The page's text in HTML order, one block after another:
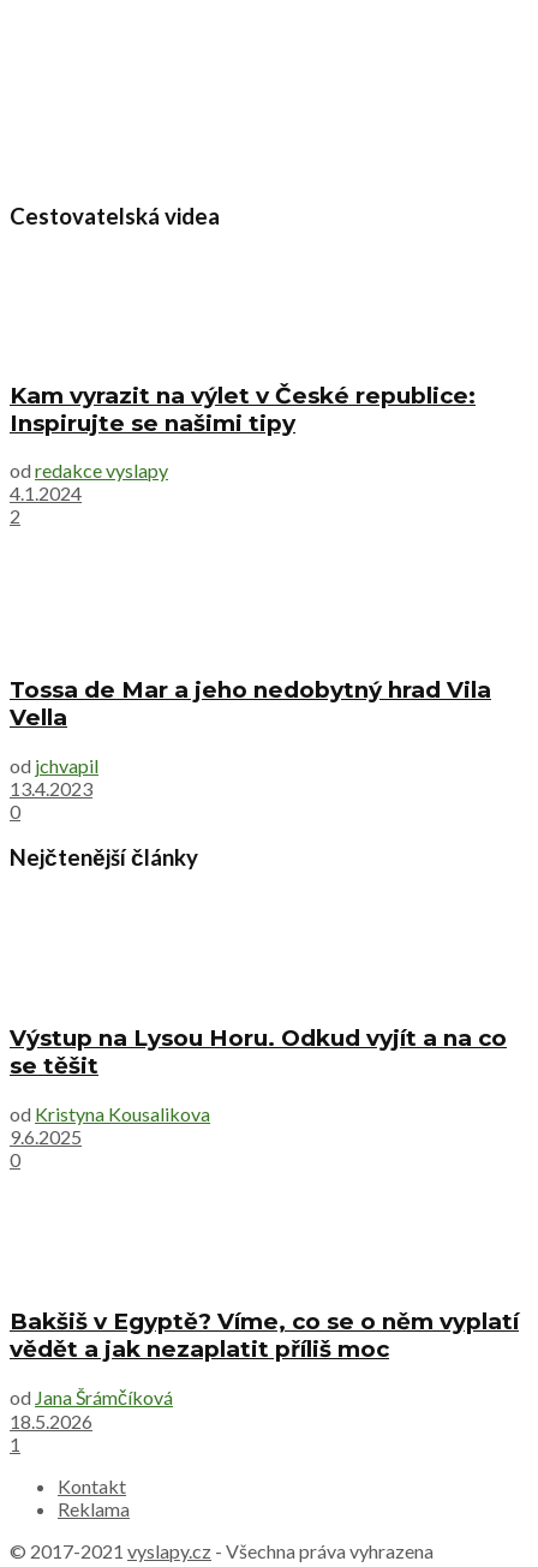
Cestovatelská videa
Kam vyrazit na výlet v České republice:
Inspirujte se našimi tipy
od redakce vyslapy
4.1.2024
2
Tossa de Mar a jeho nedobytný hrad Vila
Vella
od jchvapil
13.4.2023
0
Nejčtenější články
Výstup na Lysou Horu. Odkud vyjít a na co
se těšit
od Kristyna Kousalikova
9.6.2025
0
Bakšiš v Egyptě? Víme, co se o něm vyplatí
vědět a jak nezaplatit příliš moc
od Jana Šrámčíková
18.5.2026
1
Kontakt
Reklama
© 2017-2021 vyslapy.cz - Všechna práva vyhrazena